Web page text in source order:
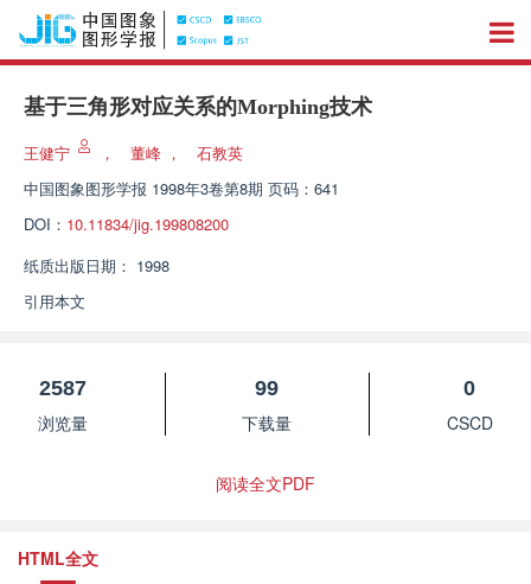
基于三角形对应关系的Morphing技术
王健宁 ， 董峰 ，
石教英
中国图象图形学报 1998年3卷第8期 页码：641
DOI： 10.11834/jig.199808200
纸质出版日期： 1998
引用本文
2587
浏览量
99
下载量
0
CSCD
阅读全文PDF
HTML全文